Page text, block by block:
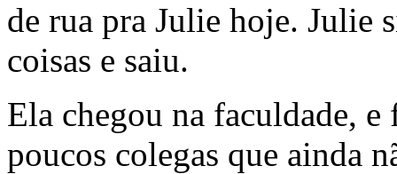
de rua pra Julie hoje. Julie
coisas e saiu.
Ela chegou na faculdade,
poucos colegas que ainda